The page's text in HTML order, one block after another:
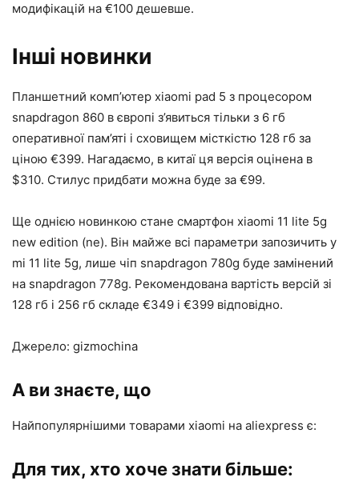
модифікацій на €100 дешевше.
Інші новинки
Планшетний комп’ютер xiaomi pad 5 з процесором
snapdragon 860 в європі з’явиться тільки з 6 гб
оперативної пам’яті і сховищем місткістю 128 гб за
ціною €399. Нагадаємо, в китаї ця версія оцінена в
$310. Стилус придбати можна буде за €99.
Ще однією новинкою стане смартфон xiaomi 11 lite 5g
new edition (ne). Він майже всі параметри запозичить у
mi 11 lite 5g, лише чіп snapdragon 780g буде замінений
на snapdragon 778g. Рекомендована вартість версій зі
128 гб і 256 гб складе €349 і €399 відповідно.
Джерело: gizmochina
А ви знаєте, що
Найпопулярнішими товарами xiaomi на aliexpress є:
Для тих, хто хоче знати більше: